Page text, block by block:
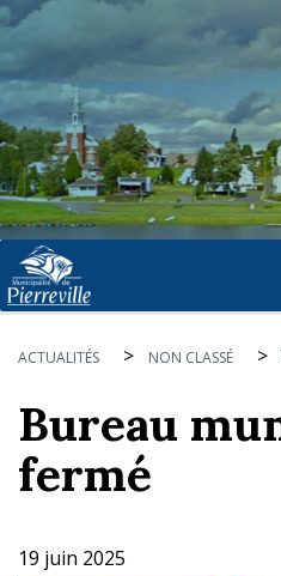
ACTUALITÉS > NON CLASSÉ >
Bureau
fermé
19 juin 2025